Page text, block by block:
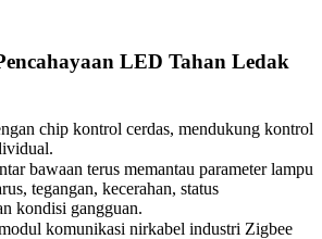
LED Tahan Ledak
chip kontrol cerdas, mendukung kontrol
bawaan terus memantau parameter lampu
tegangan, kecerahan, status
kondisi gangguan.
komunikasi nirkabel industri Zigbee